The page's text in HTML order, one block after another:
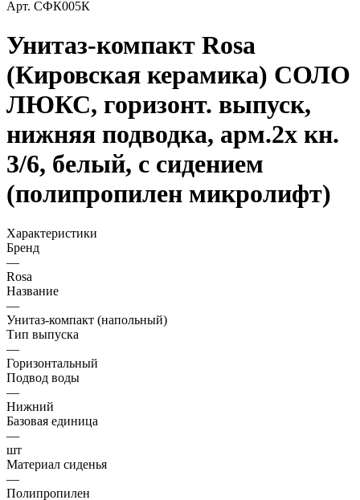
Арт. СФК005К
Унитаз-компакт Rosa
(Кировская керамика) СОЛО
ЛЮКС, горизонт. выпуск,
нижняя подводка, арм.2х кн.
3/6, белый, с сидением
(полипропилен микролифт)
Характеристики
Бренд
—
Rosa
Название
—
Унитаз-компакт (напольный)
Тип выпуска
—
Горизонтальный
Подвод воды
—
Нижний
Базовая единица
—
шт
Материал сиденья
—
Полипропилен